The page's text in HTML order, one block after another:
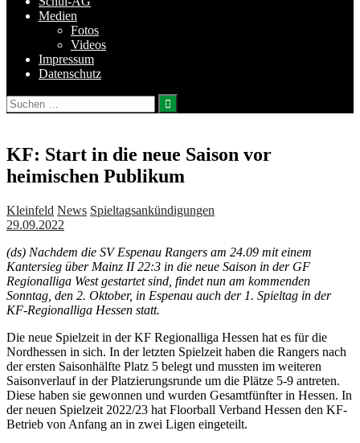
Medien
Fotos
Videos
Impressum
Datenschutz
Suchen
nach:
KF: Start in die neue Saison vor
heimischen Publikum
Kleinfeld News Spieltagsankündigungen
29.09.2022
(ds) Nachdem die SV Espenau Rangers am 24.09 mit einem
Kantersieg über Mainz II 22:3 in die neue Saison in der GF
Regionalliga West gestartet sind, findet nun am kommenden
Sonntag, den 2. Oktober, in Espenau auch der 1. Spieltag in der
KF-Regionalliga Hessen statt.
Die neue Spielzeit in der KF Regionalliga Hessen hat es für die
Nordhessen in sich. In der letzten Spielzeit haben die Rangers nach
der ersten Saisonhälfte Platz 5 belegt und mussten im weiteren
Saisonverlauf in der Platzierungsrunde um die Plätze 5-9 antreten.
Diese haben sie gewonnen und wurden Gesamtfünfter in Hessen. In
der neuen Spielzeit 2022/23 hat Floorball Verband Hessen den KF-
Betrieb von Anfang an in zwei Ligen eingeteilt.